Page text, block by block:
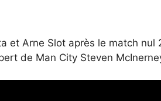
et Arne Slot après le match
de Man City Steven